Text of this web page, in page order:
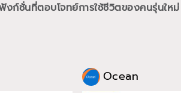
ก์ชั่นที่ตอบโจทย์การใช้ชีวิตของคนรุ่นใหม่
Ocean